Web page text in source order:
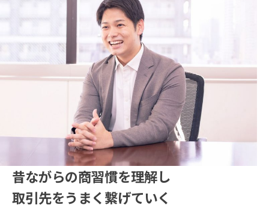
昔ながらの商習慣を理解し
取引先をうまく繋げていく